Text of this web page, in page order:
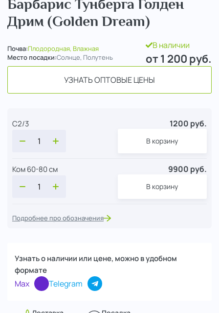
Барбарис Тунберга Голден
Дрим (Golden Dream)
Почва:Плодородная, Влажная
Место посадки:Солнце, Полутень
В наличии
от 1 200 руб.
УЗНАТЬ ОПТОВЫЕ ЦЕНЫ
С2/3 1200 руб.
В корзину
Ком 60-80 см 9900 руб.
В корзину
Подробнее про обозначения
Узнать о наличии или цене, можно в удобном
формате
Max Telegram